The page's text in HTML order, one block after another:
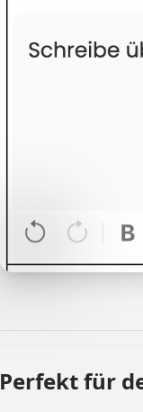
Perfekt für